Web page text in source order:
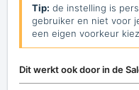
Tip: de instelling is
gebruiker en niet voor
een eigen voorkeur
Dit werkt ook door in de